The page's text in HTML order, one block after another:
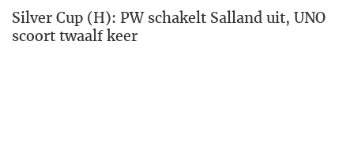
Silver Cup (H): PW schakelt Salland uit, UNO
scoort twaalf keer